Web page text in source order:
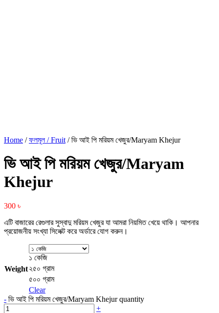
Home /ফলমূল / Fruit / ভি আই পি মরিয়ম খেজুর/Maryam Khejur
ভি আই পি মরিয়ম খেজুর/Maryam
Khejur
300 ৳
এটি বাজারের রেগুলার সুস্বাদু মরিয়ম খেজুর যা আমরা নিয়মিত খেয়ে থাকি। আপনার
প্রয়োজনীয় সংখ্যা সিলেক্ট করে অর্ডারে যোগ করুন।
Weight
১ কেজি
২৫০ গ্রাম
৫০০ গ্রাম
Clear
- ভি আই পি মরিয়ম খেজুর/Maryam Khejur quantity
+